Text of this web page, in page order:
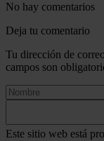
No hay comentarios
Deja tu comentario
Tu dirección de
campos son
Este sitio web está